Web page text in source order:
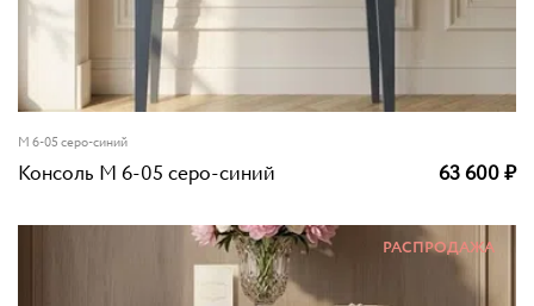
М 6-05 серо-синий
Консоль М 6-05 серо-синий 63 600₽
РАСПРОДАЖА